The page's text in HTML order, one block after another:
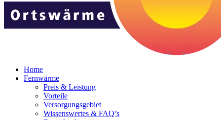
Home
Fernwärme
Preis & Leistung
Vorteile
Versorgungsgebiet
Wissenswertes & FAQ’s